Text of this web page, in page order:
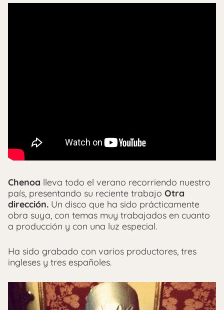
Chenoa lleva todo el verano recorriendo nuestro
país, presentando su reciente trabajo Otra
dirección. Un disco que ha sido prácticamente
obra suya, con temas muy trabajados en cuanto
a producción y con una luz especial.
Ha sido grabado con varios productores, tres
ingleses y tres españoles.